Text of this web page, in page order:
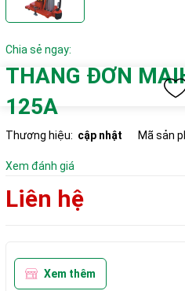
Chia sẻ ngay:
THANG ĐƠN
125A
Thương hiệu: cập nhật Mã sản
Xem đánh giá
Liên hệ
Xem thêm